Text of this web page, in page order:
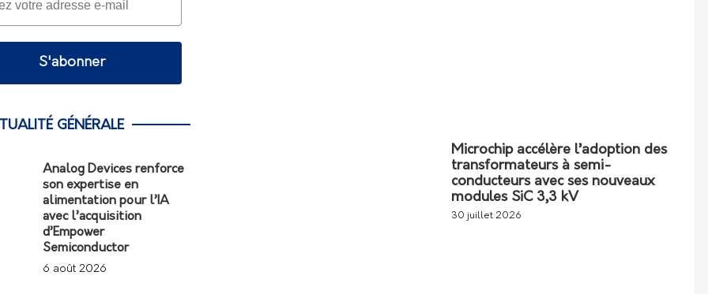
Microchip accélère l’adoption des
transformateurs à semi-
conducteurs avec ses nouveaux
modules SiC 3,3 kV
30 juillet 2026
S'abonner
GÉNÉRALE
Analog Devices renforce
son expertise en
alimentation pour l’IA
avec l’acquisition
d’Empower
Semiconductor
6 août 2026